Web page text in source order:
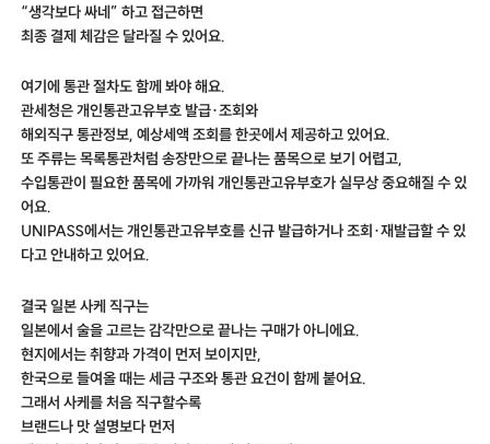
“생각보다 싸네” 하고 접근하면
최종 결제 체감은 달라질 수 있어요.
여기에 통관 절차도 함께 봐야 해요.
관세청은 개인통관고유부호 발급·조회와
해외직구 통관정보, 예상세액 조회를 한곳에서 제공하고 있어요.
또 주류는 목록통관처럼 송장만으로 끝나는 품목으로 보기 어렵고,
수입통관이 필요한 품목에 가까워 개인통관고유부호가 실무상 중요해질 수 있
어요.
UNIPASS에서는 개인통관고유부호를 신규 발급하거나 조회·재발급할 수 있
다고 안내하고 있어요.
결국 일본 사케 직구는
일본에서 술을 고르는 감각만으로 끝나는 구매가 아니에요.
현지에서는 취향과 가격이 먼저 보이지만,
한국으로 들여올 때는 세금 구조와 통관 요건이 함께 붙어요.
그래서 사케를 처음 직구할수록
브랜드나 맛 설명보다 먼저